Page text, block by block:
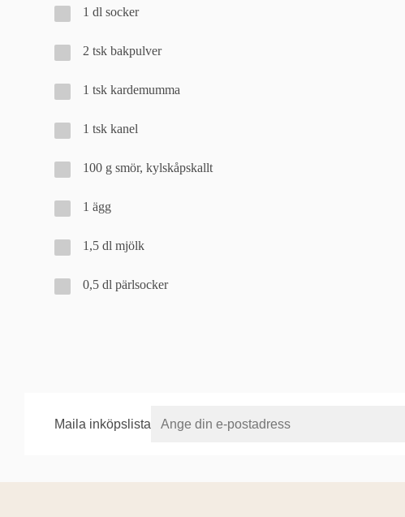
1 dl socker
2 tsk bakpulver
1 tsk kardemumma
1 tsk kanel
100 g smör, kylskåpskallt
1 ägg
1,5 dl mjölk
0,5 dl pärlsocker
Maila inköpslista